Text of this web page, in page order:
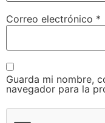
Correo electrónico *
Guarda mi nombre,
navegador para la